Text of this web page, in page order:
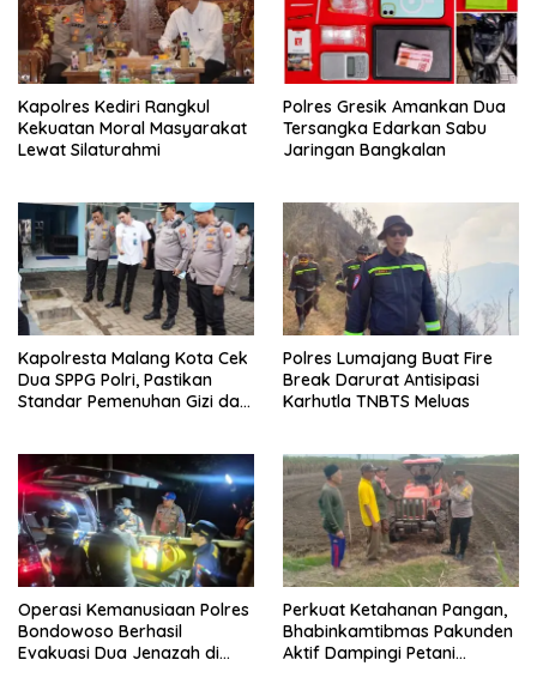
Kapolres Kediri Rangkul
Kekuatan Moral Masyarakat
Lewat Silaturahmi
Polres Gresik Amankan Dua
Tersangka Edarkan Sabu
Jaringan Bangkalan
Kapolresta Malang Kota Cek
Dua SPPG Polri, Pastikan
Standar Pemenuhan Gizi dan
Polres Lumajang Buat Fire
Break Darurat Antisipasi
Karhutla TNBTS Meluas
Operasi Kemanusiaan Polres
Bondowoso Berhasil
Evakuasi Dua Jenazah di
Perkuat Ketahanan Pangan,
Bhabinkamtibmas Pakunden
Aktif Dampingi Petani